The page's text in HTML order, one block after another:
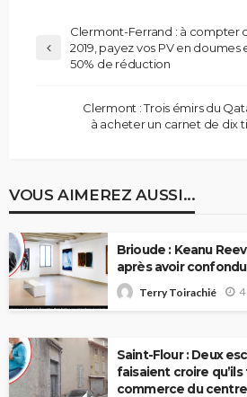
Clermont-Ferrand : à compter
2019, payez vos PV en
50% de réduction
Clermont : Trois émirs du
à acheter un carnet de dix
VOUS AIMEREZ AUSSI...
Brioude : Keanu
après avoir
Terry Toirachié 4
Saint-Flour : Deux
faisaient croire
commerce du